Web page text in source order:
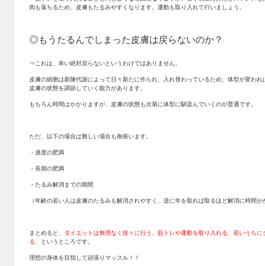
肉も落ちるため、皮膚もたるみやすくなります。運動も取り入れて行いましょう。
◎もうたるんでしまった皮膚は戻らないのか？
⇒これは、幸い絶対戻らないというわけではありません。
皮膚の細胞は新陳代謝によって日々新たに作られ、入れ替わっているため、体型が変われ
皮膚の状態を調節していく能力があります。
もちろん時間はかかりますが、皮膚の状態も次第に体型に馴染んでいくのが普通です。
ただ、以下の場合は難しい場合も御座います。
・過度の肥満
・長期の肥満
・たるみ解消までの期間
（年齢の若い人は皮膚のたるみも解消されやすく、逆に年を取れば取るほど解消に時間が
まとめると、 ダイエットは無理なく徐々に行う、筋トレや運動を取り入れる、若いうちに
る、というところです。
理想の身体を目指して頑張りマッスル！！